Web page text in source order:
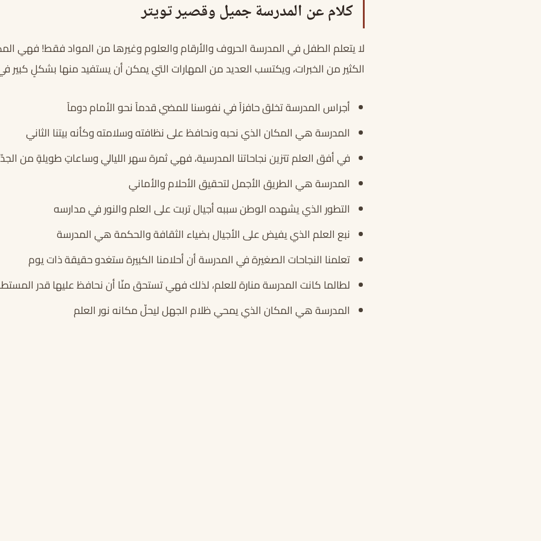
كلام عن المدرسة جميل وقصير تويتر
لا يتعلم الطفل في المدرسة الحروف والأرقام والعلوم وغيرها من المواد فقط! فهي
الكثير من الخبرات، ويكتسب العديد من المهارات التي يمكن أن يستفيد منها بشكلٍ كبير
أجراس المدرسة تخلق حافزاً في نفوسنا للمضي قدماً نحو الأمام دوماً
المدرسة هي المكان الذي نحبه ونحافظ على نظافته وسلامته وكأنه بيتنا الثاني
في أفق العلم تتزين نجاحاتنا المدرسية، فهي ثمرة سهر الليالي وساعاتٍ طويلةٍ من الجدّ
المدرسة هي الطريق الأجمل لتحقيق الأحلام والأماني
التطور الذي يشهده الوطن سببه أجيال تربت على العلم والنور في مدارسه
نبع العلم الذي يفيض على الأجيال بضياء الثقافة والحكمة هي المدرسة
تعلمنا النجاحات الصغيرة في المدرسة أن أحلامنا الكبيرة ستغدو حقيقة ذات يوم
لطالما كانت المدرسة منارة للعلم، لذلك فهي تستحق منّا أن نحافظ عليها قدر
المدرسة هي المكان الذي يمحي ظلام الجهل ليحلّ مكانه نور العلم